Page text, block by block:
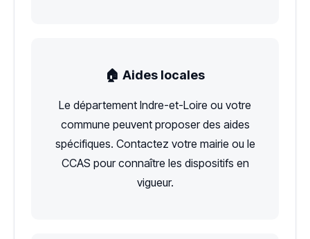
🏠 Aides locales
Le département Indre-et-Loire ou votre
commune peuvent proposer des aides
spécifiques. Contactez votre mairie ou le
CCAS pour connaître les dispositifs en
vigueur.